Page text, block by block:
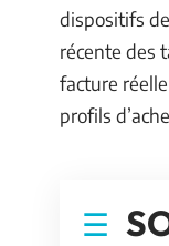
dispositifs
récente des
facture
profils